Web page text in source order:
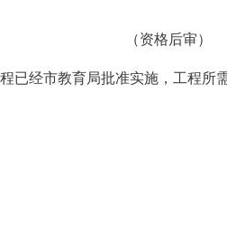
（资格后审）
已经市教育局批准实施，工程所